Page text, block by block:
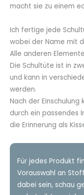
macht sie zu einem
Ich fertige jede
wobei der Name mit
Alle anderen
Die Schultüte ist in
und kann in
werden.
Nach der
durch ein passendes
die Erinnerung als
Für jedes Produkt
Vorauswahl an
dabei sein, schau